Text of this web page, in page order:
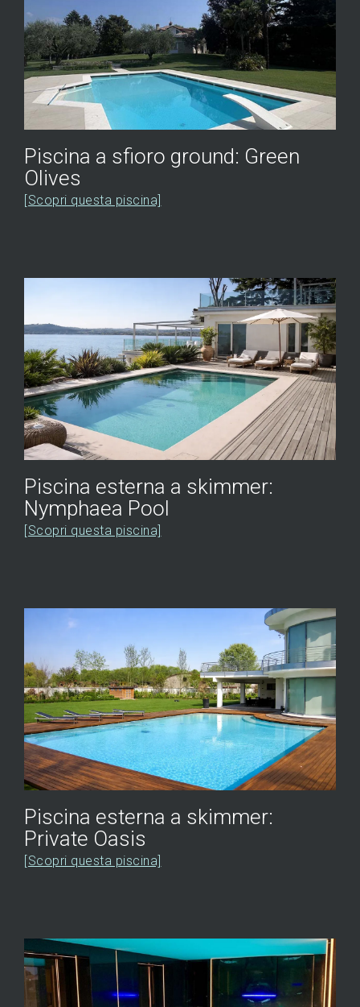
Piscina a sfioro ground: Green
Olives
[Scopri questa piscina]
Piscina esterna a skimmer:
Nymphaea Pool
[Scopri questa piscina]
Piscina esterna a skimmer:
Private Oasis
[Scopri questa piscina]